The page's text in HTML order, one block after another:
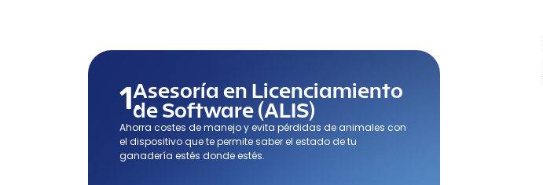
1.Asesoría en Licenciamiento
de Software (ALIS)
Ahorra costes de manejo y evita pérdidas de animales con
el dispositivo que te permite saber el estado de tu
ganadería estés donde estés.